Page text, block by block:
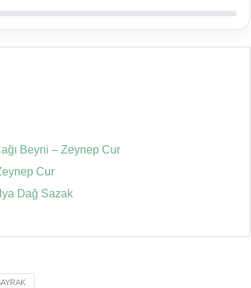
Beyni – Zeynep Cur
Cur
Dağ Sazak